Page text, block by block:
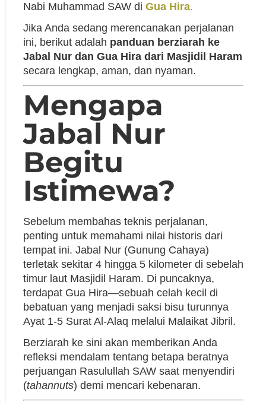
Nabi Muhammad SAW di Gua Hira.
Jika Anda sedang merencanakan perjalanan
ini, berikut adalah panduan berziarah ke
Jabal Nur dan Gua Hira dari Masjidil Haram
secara lengkap, aman, dan nyaman.
Mengapa
Jabal Nur
Begitu
Istimewa?
Sebelum membahas teknis perjalanan,
penting untuk memahami nilai historis dari
tempat ini. Jabal Nur (Gunung Cahaya)
terletak sekitar 4 hingga 5 kilometer di sebelah
timur laut Masjidil Haram. Di puncaknya,
terdapat Gua Hira—sebuah celah kecil di
bebatuan yang menjadi saksi bisu turunnya
Ayat 1-5 Surat Al-Alaq melalui Malaikat Jibril.
Berziarah ke sini akan memberikan Anda
refleksi mendalam tentang betapa beratnya
perjuangan Rasulullah SAW saat menyendiri
(tahannuts) demi mencari kebenaran.